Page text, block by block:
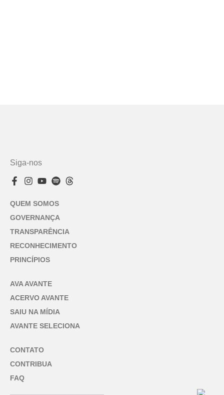
Siga-nos
QUEM SOMOS
GOVERNANÇA
TRANSPARÊNCIA
RECONHECIMENTO
PRINCÍPIOS
AVA AVANTE
ACERVO AVANTE
SAIU NA MÍDIA
AVANTE SELECIONA
CONTATO
CONTRIBUA
FAQ